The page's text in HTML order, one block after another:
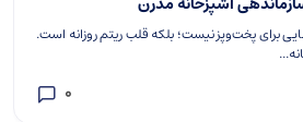
برای پخت‌و‌پز نیست؛ بلکه قلب ریتم روزانه است.
0